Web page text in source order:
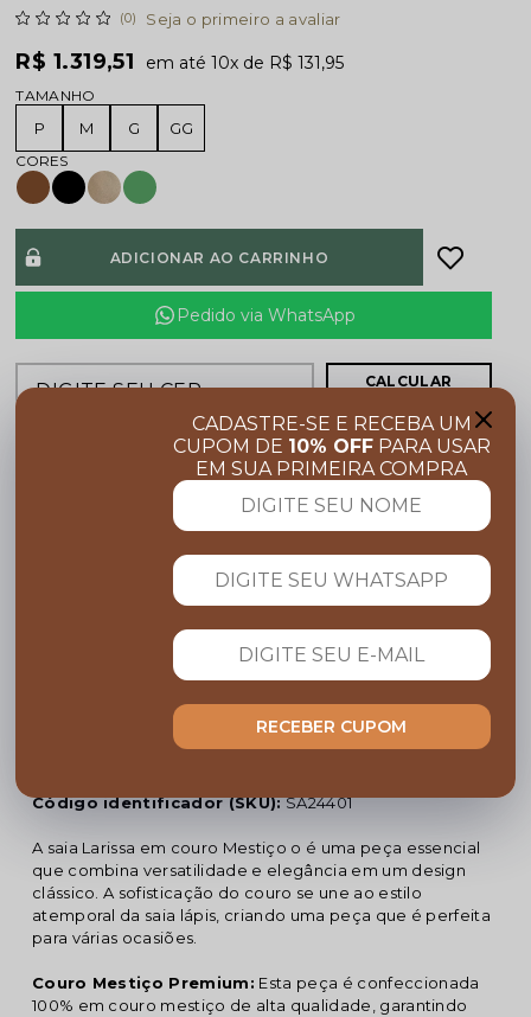
(0) Seja o primeiro a avaliar
R$ 1.319,51 10x R$ 131,95
TAMANHO
P M G GG
ADICIONAR AO CARRINHO
Pedido via WhatsApp
CALCULAR
FRETE GRÁTIS
Acima de R$ 599,00
Garanta 10% OFF
PARCELE NO CARTÃO
Descrição completa
Código identificador (SKU):SA24401
A saia Larissa em couro Mestiço o é uma peça essencial
que combina versatilidade e elegância em um design
clássico. A sofisticação do couro se une ao estilo
atemporal da saia lápis, criando uma peça que é perfeita
para várias ocasiões.
Couro Mestiço Premium: Esta peça é confeccionada
100% em couro mestiço de alta qualidade, garantindo
CADASTRE-SE E RECEBA UM
CUPOM DE 10% OFFPARA USAR
EM SUA PRIMEIRA COMPRA
RECEBER CUPOM